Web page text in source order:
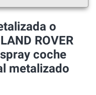
o
ROVER
coche
metalizado